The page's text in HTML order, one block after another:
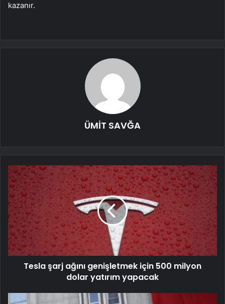
kazanır.
ÜMİT SAVĞA
Tesla şarj ağını genişletmek için 500 milyon
dolar yatırım yapacak